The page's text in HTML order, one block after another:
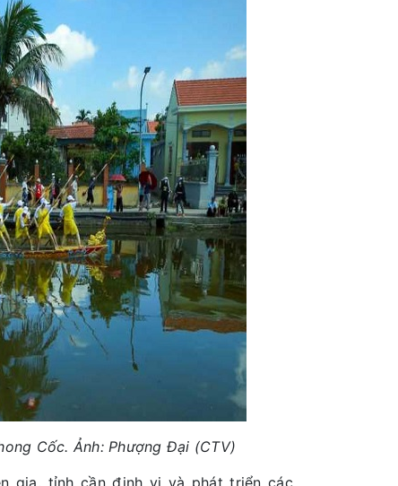
Cốc. Ảnh: Phượng Đại (CTV)
gia, tỉnh cần định vị và phát triển các